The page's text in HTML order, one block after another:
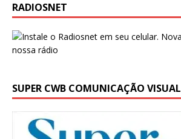
RADIOSNET
SUPER CWB COMUNICAÇÃO VISUAL